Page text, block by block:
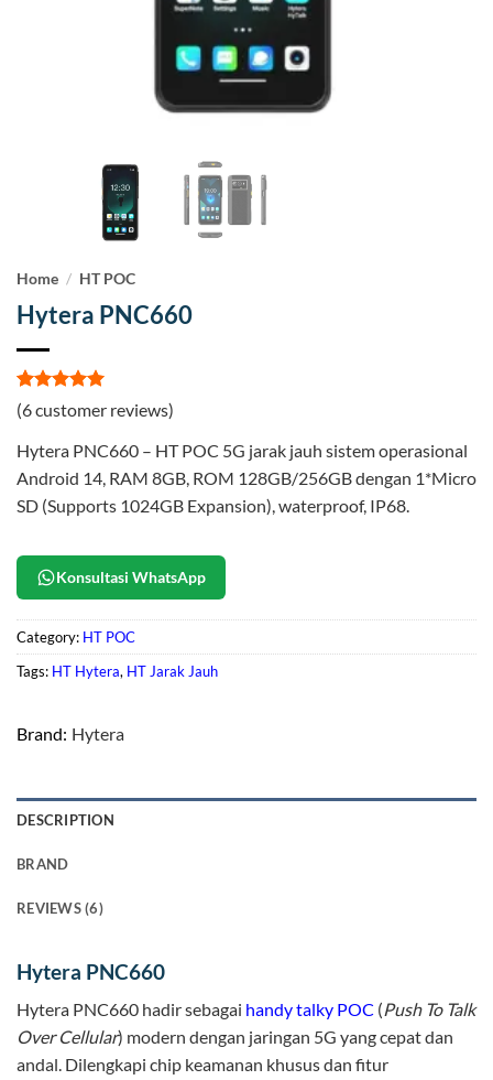
Home / HT POC
Hytera PNC660
Rated5
out of 5
6
customer
ratings
(6customer reviews)
Hytera PNC660 – HT POC 5G jarak jauh sistem operasional
Android 14, RAM 8GB, ROM 128GB/256GB dengan 1*Micro
SD (Supports 1024GB Expansion), waterproof, IP68.
Konsultasi WhatsApp
Category: HT POC
Tags: HT Hytera, HT Jarak Jauh
Brand: Hytera
DESCRIPTION
BRAND
REVIEWS (6)
Hytera PNC660
Hytera PNC660 hadir sebagai handy talky POC (Push To Talk
Over Cellular) modern dengan jaringan 5G yang cepat dan
andal. Dilengkapi chip keamanan khusus dan fitur